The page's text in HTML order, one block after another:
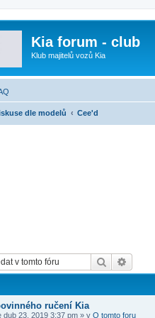
Kia forum - club
Klub majitelů vozů Kia
dle modelů Cee'd
Hledat
ručení Kia
dub 23, 2019 3:37 pm » v O tomto foru